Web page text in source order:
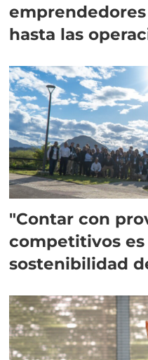
hasta las
"Contar con
competitivos es
sostenibilidad